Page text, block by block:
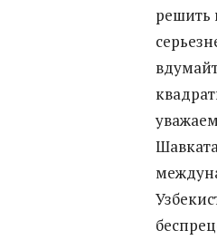
решить